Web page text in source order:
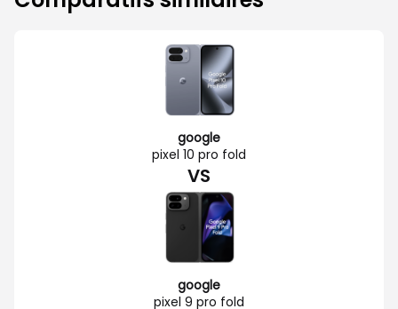
google
pixel 10 pro fold
VS
google
pixel 9 pro fold